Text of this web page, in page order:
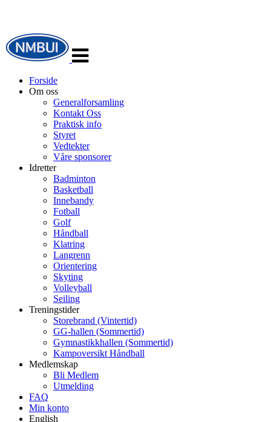
navigasjon
Forside
Om oss
Generalforsamling
Kontakt Oss
Praktisk info
Styret
Vedtekter
Våre sponsorer
Idretter
Badminton
Basketball
Innebandy
Fotball
Golf
Håndball
Klatring
Langrenn
Orientering
Skyting
Volleyball
Seiling
Treningstider
Storebrand (Vintertid)
GG-hallen (Sommertid)
Gymnastikkhallen (Sommertid)
Kampoversikt Håndball
Medlemskap
Bli Medlem
Utmelding
FAQ
Min konto
English